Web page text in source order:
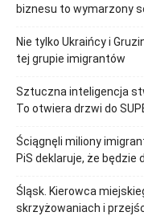
biznesu to wymarzony
Nie tylko Ukraińcy i
tej grupie imigrantów
Sztuczna inteligencja
To otwiera drzwi do
Ściągnęli miliony
PiS deklaruje, że będzie
Śląsk. Kierowca
skrzyżowaniach i